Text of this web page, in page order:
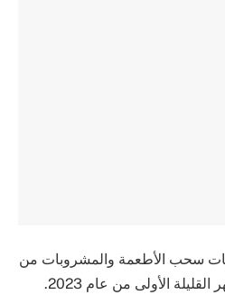
سحب الأطعمة والمشروبات من
الأولى من عام 2023.